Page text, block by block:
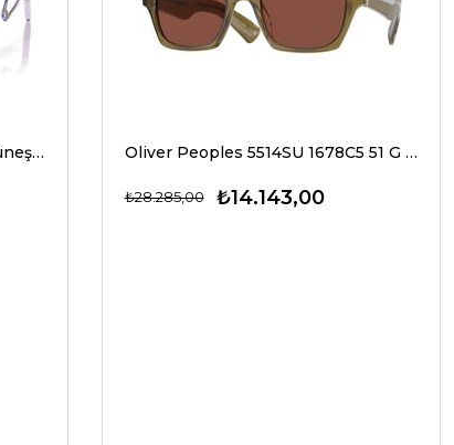
Oakley 9237 02 39 G Unisex Güneş Gözlükleri Oliver Peoples 5514SU 1678C5 51 G Unisex Güneş Gözlükleri
₺14.143,00
₺28.285,00